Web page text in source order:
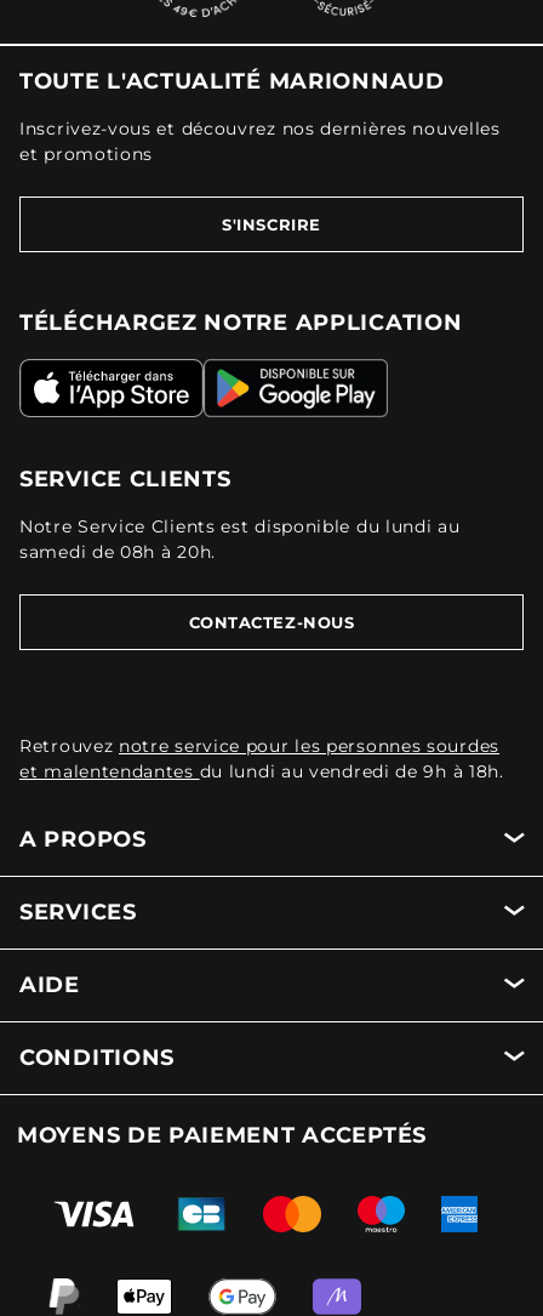
TOUTE L'ACTUALITÉ MARIONNAUD
Inscrivez-vous et découvrez nos dernières nouvelles
et promotions
S'INSCRIRE
TÉLÉCHARGEZ NOTRE APPLICATION
SERVICE CLIENTS
Notre Service Clients est disponible du lundi au
samedi de 08h à 20h.
CONTACTEZ-NOUS
Retrouvez notre service pour les personnes sourdes
et malentendantes du lundi au vendredi de 9h à 18h.
A PROPOS
SERVICES
AIDE
CONDITIONS
MOYENS DE PAIEMENT ACCEPTÉS